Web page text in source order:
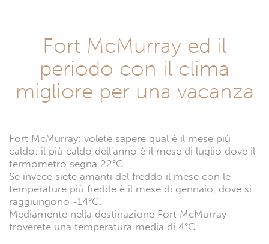
Fort McMurray ed il
periodo con il clima
migliore per una vacanza
Fort McMurray: volete sapere qual è il mese più
caldo: il più caldo dell'anno è il mese di luglio dove il
termometro segna 22°C.
Se invece siete amanti del freddo il mese con le
temperature più fredde è il mese di gennaio, dove si
raggiungono -14°C.
Mediamente nella destinazione Fort McMurray
troverete una temperatura media di 4°C.